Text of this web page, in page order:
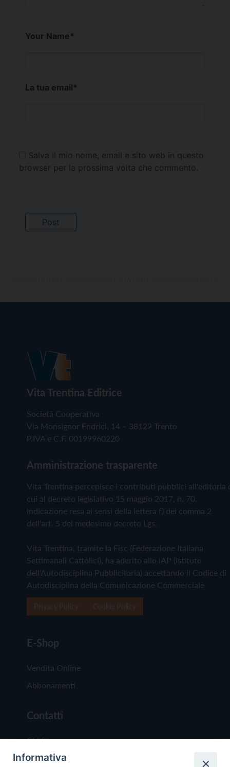
Your Name*
La tua email*
Salva il mio nome, email e sito web in questo
browser per la prossima volta che commento.
Vita Trentina Editrice
Società Cooperativa
Via Monsignor Endrici, 14 – 38122 Trento
P.IVA e C.F. 00199960220
Amministrazione trasparente
Vita Trentina percepisce i contributi pubblici all'editoria
cui al decreto legislativo 15 maggio 2017, n. 70.
Indicazione resa ai sensi della lettera f) del comma 2
dell'art. 5 del medesimo decreto Lgs.
Vita Trentina, tramite la Fisc (Federazione Italiana
Settimanali Cattolici), ha aderito allo IAP (Istituto
dell'Autodisciplina Pubblicitaria) accettando il Codice di
Autodisciplina della Comunicazione Commerciale
E-Shop
Vendita Online
Abbonamenti
Contatti
Chi Siamo
Redazione
Informativa